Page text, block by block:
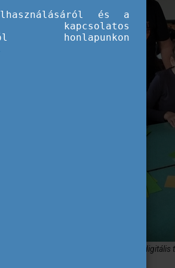
a Covid alatt: a projektmegvalósítás digitális
és a
kapcsolatos
honlapunkon